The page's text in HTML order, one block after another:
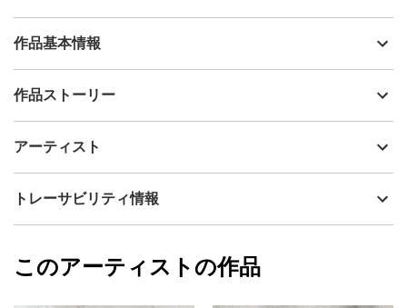
作品基本情報
出品者
制作年
アクリル
カラー
青
作品ストーリー
ていくけれども、そこにまた新たな美しさが生まれてくる。
アーティスト
Yuri Udagawa
フォローする
トレーサビリティ情報
Yuri Udagawa
このアーティストの作品